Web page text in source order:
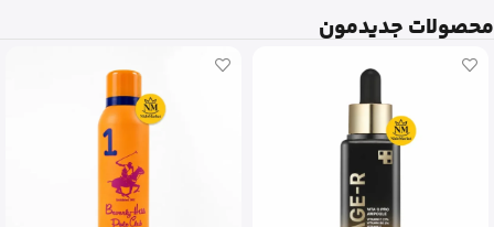
محصولات جدیدمون